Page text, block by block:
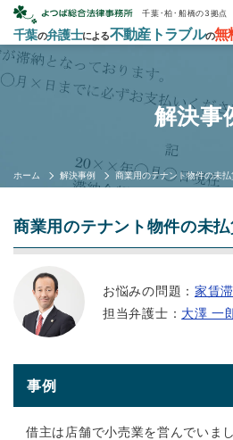
千葉の弁護士による不動産トラブルの無
千葉･柏･船橋の3拠点
解決事
ホーム 解決事例 商業用のテナント物件の未
商業用のテナント物件の未
お悩みの問題： 家賃
担当弁護士： 大澤 一
事例
借主は店舗で小売業を営んでいまし